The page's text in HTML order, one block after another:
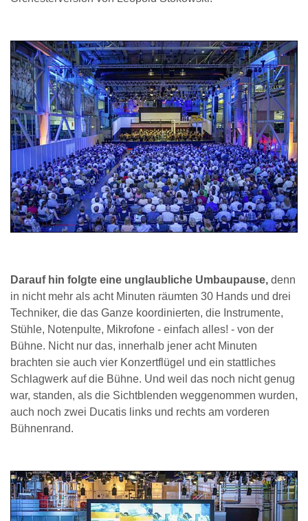
Darauf hin folgte eine unglaubliche Umbaupause, denn
in nicht mehr als acht Minuten räumten 30 Hands und drei
Techniker, die das Ganze koordinierten, die Instrumente,
Stühle, Notenpulte, Mikrofone - einfach alles! - von der
Bühne. Nicht nur das, innerhalb jener acht Minuten
brachten sie auch vier Konzertflügel und ein stattliches
Schlagwerk auf die Bühne. Und weil das noch nicht genug
war, standen, als die Sichtblenden weggenommen wurden,
auch noch zwei Ducatis links und rechts am vorderen
Bühnenrand.